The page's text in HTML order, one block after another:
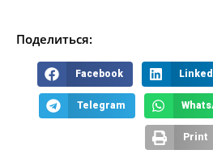
Поделиться:
Facebook
Telegram
Print